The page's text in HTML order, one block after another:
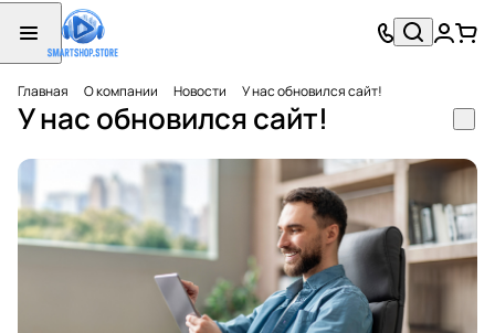
Главная О компании Новости У нас обновился сайт!
У нас обновился сайт!